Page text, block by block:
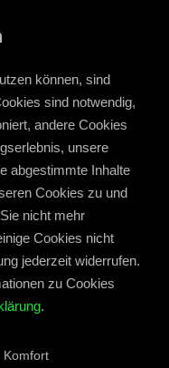
können, sind
sind notwendig,
andere Cookies
unsere
abgestimmte Inhalte
Cookies zu und
nicht mehr
Cookies nicht
jederzeit widerrufen.
zu Cookies
.
Komfort